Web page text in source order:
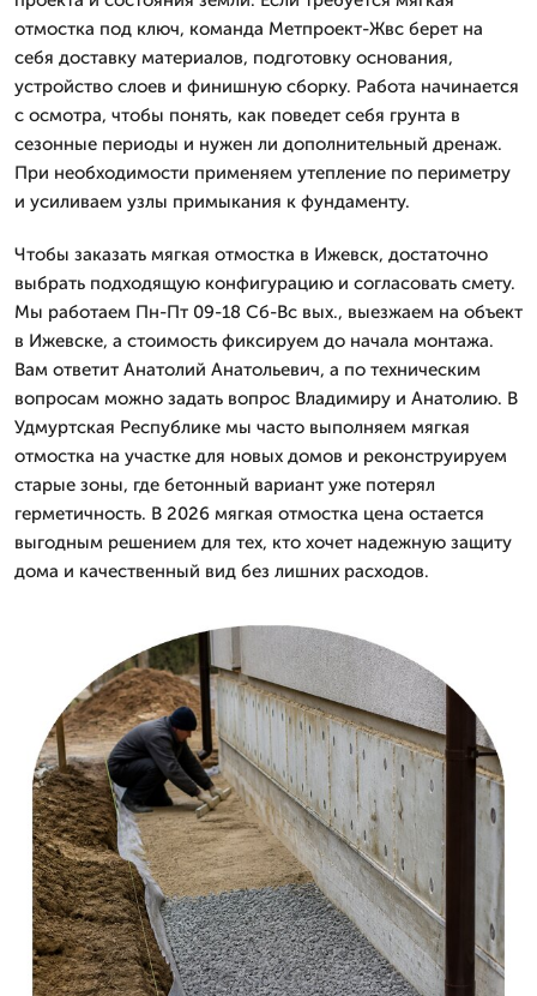
отмостка под ключ, команда Метпроект-Жвс берет на
себя доставку материалов, подготовку основания,
устройство слоев и финишную сборку. Работа начинается
с осмотра, чтобы понять, как поведет себя грунта в
сезонные периоды и нужен ли дополнительный дренаж.
При необходимости применяем утепление по периметру
и усиливаем узлы примыкания к фундаменту.
Чтобы заказать мягкая отмостка в Ижевск, достаточно
выбрать подходящую конфигурацию и согласовать смету.
Мы работаем Пн-Пт 09-18 Сб-Вс вых., выезжаем на объект
в Ижевске, а стоимость фиксируем до начала монтажа.
Вам ответит Анатолий Анатольевич, а по техническим
вопросам можно задать вопрос Владимиру и Анатолию. В
Удмуртская Республике мы часто выполняем мягкая
отмостка на участке для новых домов и реконструируем
старые зоны, где бетонный вариант уже потерял
герметичность. В 2026 мягкая отмостка цена остается
выгодным решением для тех, кто хочет надежную защиту
дома и качественный вид без лишних расходов.